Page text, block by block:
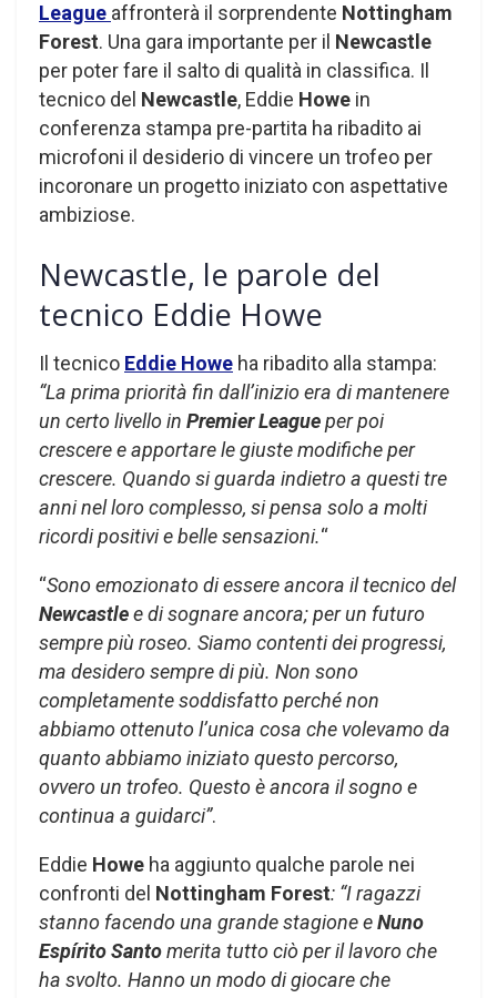
League affronterà il sorprendente Nottingham
Forest. Una gara importante per il Newcastle
per poter fare il salto di qualità in classifica. Il
tecnico del Newcastle, Eddie Howe in
conferenza stampa pre-partita ha ribadito ai
microfoni il desiderio di vincere un trofeo per
incoronare un progetto iniziato con aspettative
ambiziose.
Newcastle, le parole del
tecnico Eddie Howe
Il tecnico Eddie Howe ha ribadito alla stampa:
“La prima priorità fin dall’inizio era di mantenere
un certo livello in Premier Leagueper poi
crescere e apportare le giuste modifiche per
crescere. Quando si guarda indietro a questi tre
anni nel loro complesso, si pensa solo a molti
ricordi positivi e belle sensazioni.“
“Sono emozionato di essere ancora il tecnico del
Newcastlee di sognare ancora; per un futuro
sempre più roseo. Siamo contenti dei progressi,
ma desidero sempre di più. Non sono
completamente soddisfatto perché non
abbiamo ottenuto l’unica cosa che volevamo da
quanto abbiamo iniziato questo percorso,
ovvero un trofeo. Questo è ancora il sogno e
continua a guidarci”.
Eddie Howe ha aggiunto qualche parole nei
confronti del Nottingham Forest: “I ragazzi
stanno facendo una grande stagione eNuno
Espírito Santomerita tutto ciò per il lavoro che
ha svolto. Hanno un modo di giocare che